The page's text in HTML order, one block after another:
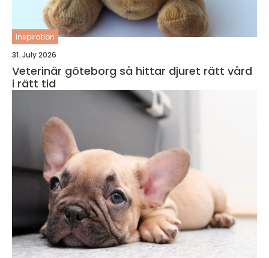
inspiration
31. July 2026
Veterinär göteborg så hittar djuret rätt vård
i rätt tid